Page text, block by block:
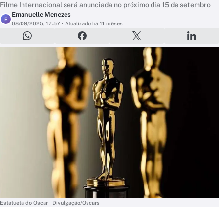
Filme Internacional será anunciada no próximo dia 15 de setembro
E
Emanuelle Menezes
08/09/2025, 17:57 • Atualizado há 11 mêses
Estatueta do Oscar | Divulgação/Oscars